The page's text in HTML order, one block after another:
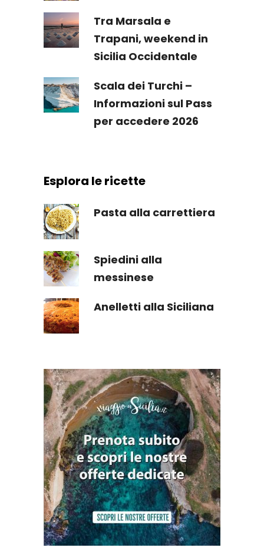
Tra Marsala e
Trapani, weekend in
Sicilia Occidentale
Scala dei Turchi –
Informazioni sul Pass
per accedere 2026
Esplora le ricette
Pasta alla carrettiera
Spiedini alla
messinese
Anelletti alla Siciliana